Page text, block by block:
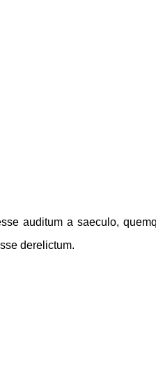
auditum a saeculo,
derelictum.